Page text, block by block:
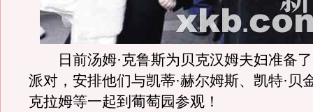
日前汤姆·克鲁斯为贝克汉姆夫妇准备了
派对，安排他们与凯蒂·赫尔姆斯、凯特·贝
克拉姆等一起到葡萄园参观！